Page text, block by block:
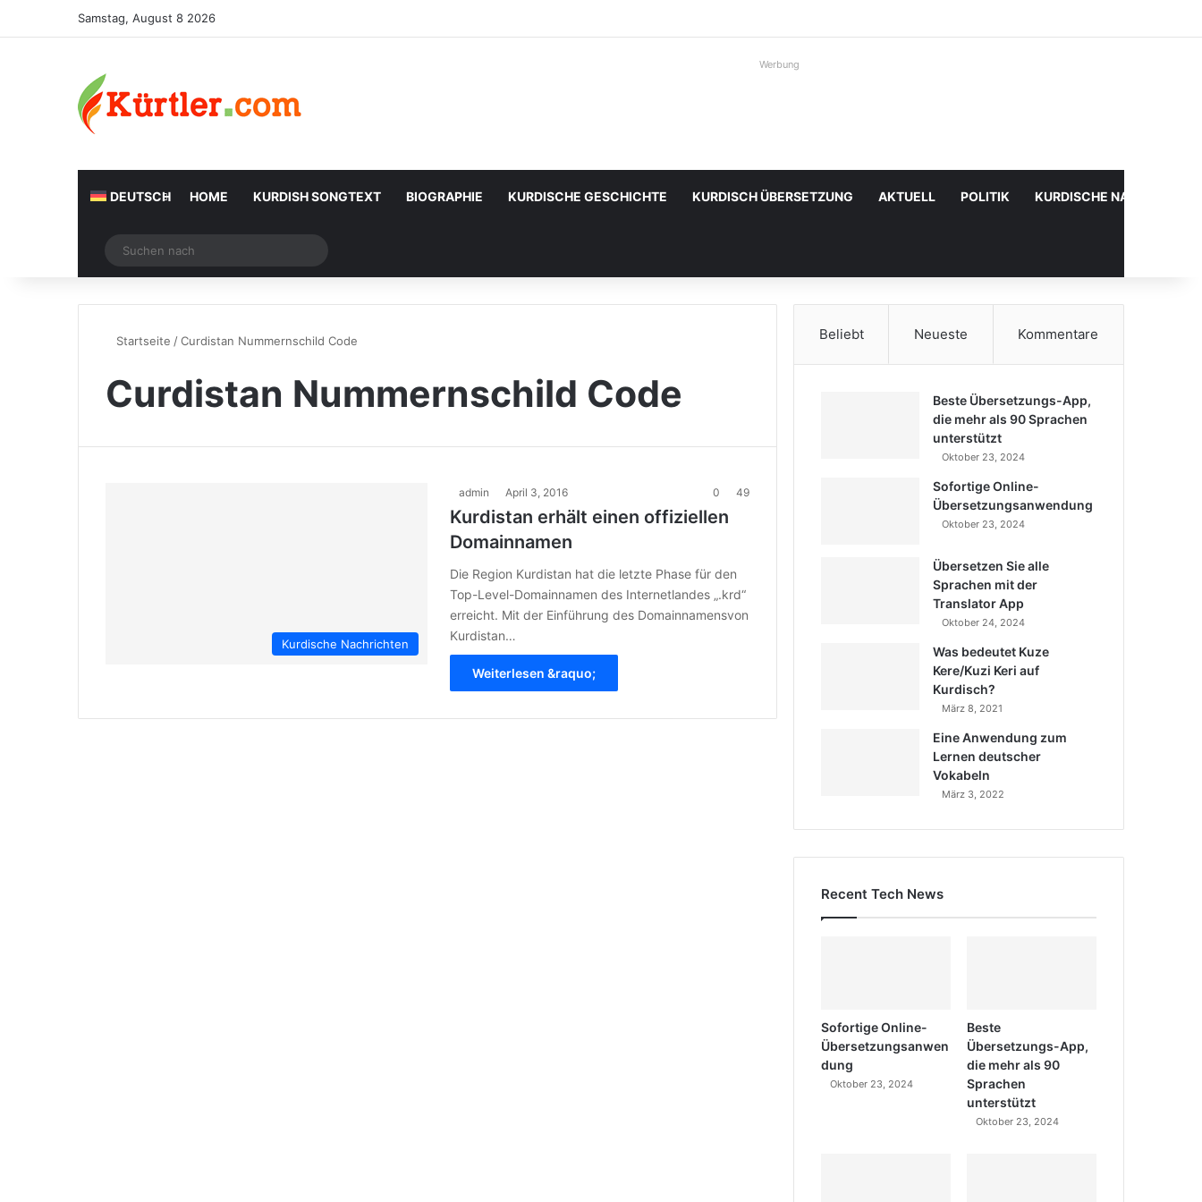
Samstag, August 8 2026
Werbung
DEUTSCH HOME KURDISH SONGTEXT BIOGRAPHIE KURDISCHE GESCHICHTE KURDISCH ÜBERSETZUNG AKTUELL POLITIK KURDISCHE
Zufälliger Artikel
nach
Startseite /Curdistan Nummernschild Code
Curdistan Nummernschild Code
Kurdische Nachrichten
admin April 3, 2016 0 49
Kurdistan erhält einen offiziellen
Domainnamen
Die Region Kurdistan hat die letzte Phase für den
Top-Level-Domainnamen des Internetlandes „.krd“
erreicht. Mit der Einführung des Domainnamensvon
Kurdistan…
Weiterlesen &raquo;
Beliebt Neueste Kommentare
Beste Übersetzungs-App,
die mehr als 90 Sprachen
unterstützt
Oktober 23, 2024
Sofortige Online-
Übersetzungsanwendung
Oktober 23, 2024
Übersetzen Sie alle
Sprachen mit der
Translator App
Oktober 24, 2024
Was bedeutet Kuze
Kere/Kuzi Keri auf
Kurdisch?
März 8, 2021
Eine Anwendung zum
Lernen deutscher
Vokabeln
März 3, 2022
Recent Tech News
Sofortige Online-
Übersetzungsanwen
dung
Oktober 23, 2024
Beste
Übersetzungs-App,
die mehr als 90
Sprachen
unterstützt
Oktober 23, 2024